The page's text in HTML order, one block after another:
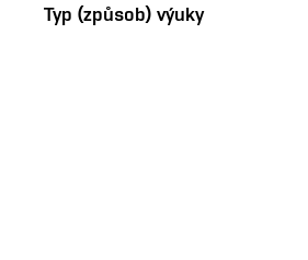
Typ (způsob) výuky